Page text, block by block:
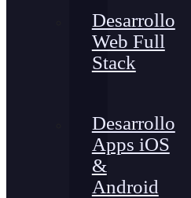
Desarrollo
Web Full
Stack
Desarrollo
Apps iOS
&
Android